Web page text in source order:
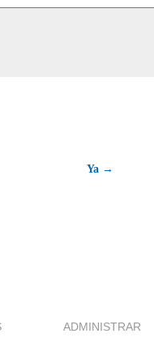
Ya →
ADMINISTRAR